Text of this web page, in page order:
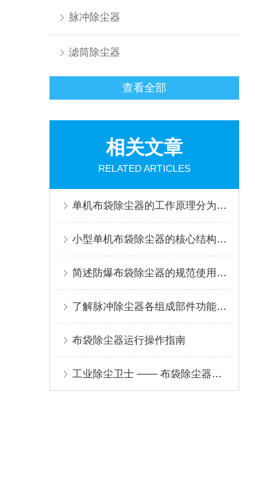
脉冲除尘器
滤筒除尘器
查看全部
相关文章
RELATED ARTICLES
单机布袋除尘器的工作原理分为哪几个阶段？
小型单机布袋除尘器的核心结构有哪些
简述防爆布袋除尘器的规范使用方法
了解脉冲除尘器各组成部件功能特点才能更好的使用它
布袋除尘器运行操作指南
工业除尘卫士 —— 布袋除尘器的原理与应用